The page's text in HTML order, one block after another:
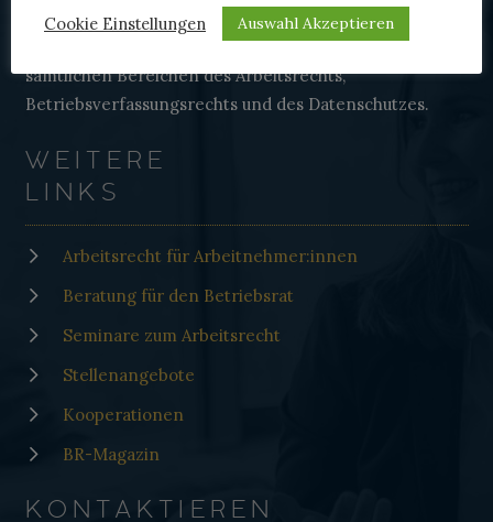
Betriebsrat- und Arbeitnehmer:innenberatung in
sämtlichen Bereichen des Arbeitsrechts,
Betriebsverfassungsrechts und des Datenschutzes.
WEITERE
LINKS
Arbeitsrecht für Arbeitnehmer:innen
Beratung für den Betriebsrat
Seminare zum Arbeitsrecht
Stellenangebote
Kooperationen
BR-Magazin
KONTAKTIEREN
Cookie Einstellungen
Auswahl Akzeptieren